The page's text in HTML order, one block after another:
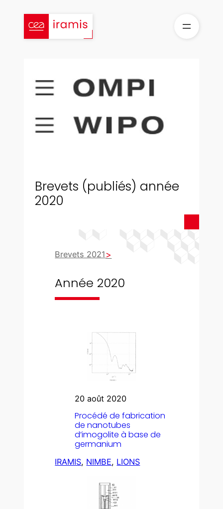
contenu
Brevets (publiés) année
2020
Brevets 2021
Année 2020
20 août 2020
Procédé de fabrication
de nanotubes
d’imogolite à base de
germanium
IRAMIS, NIMBE, LIONS